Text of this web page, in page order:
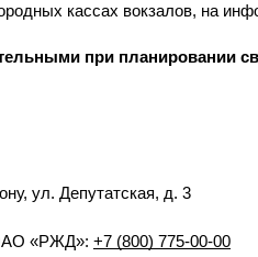
кассах вокзалов, на
при планировании
ул. Депутатская, д. 3
«РЖД»: +7 (800) 775-00-00